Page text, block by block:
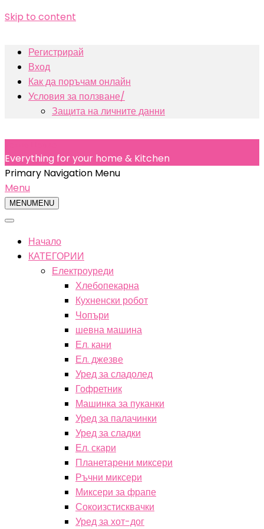
Skip to content
Регистрирай
Вход
Как да поръчам онлайн
Условия за ползване/
Защита на личните данни
Everything for your home & Kitchen
Primary Navigation Menu
Menu
MENUMENU
Начало
КАТЕГОРИИ
Електроуреди
Хлебопекарна
Кухненски робот
Чопъри
шевна машина
Ел. кани
Ел. джезве
Уред за сладолед
Гофретник
Машинка за пуканки
Уред за палачинки
Уред за сладки
Ел. скари
Планетарени миксери
Ръчни миксери
Миксери за фрапе
Сокоизстисквачки
Уред за хот-дог